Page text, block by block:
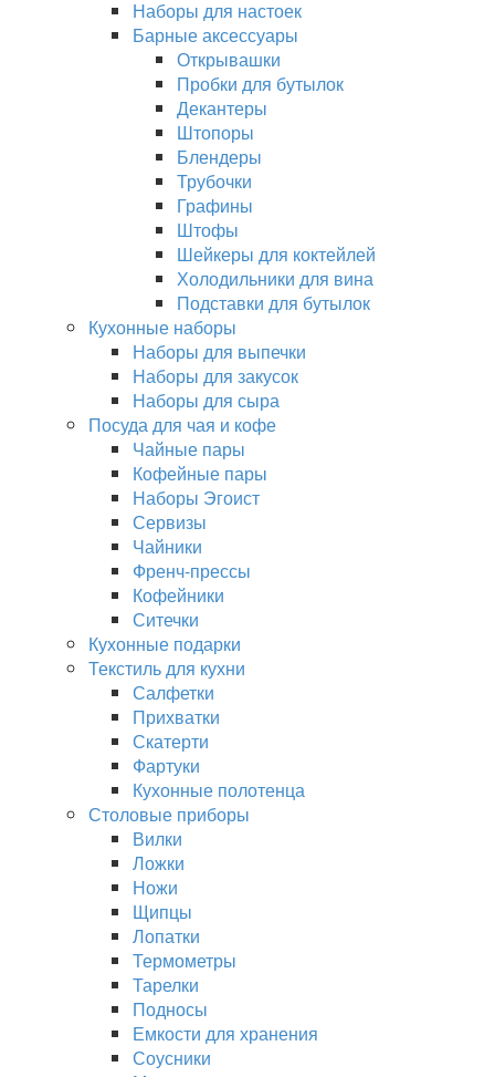
Наборы для настоек
Барные аксессуары
Открывашки
Пробки для бутылок
Декантеры
Штопоры
Блендеры
Трубочки
Графины
Штофы
Шейкеры для коктейлей
Холодильники для вина
Подставки для бутылок
Кухонные наборы
Наборы для выпечки
Наборы для закусок
Наборы для сыра
Посуда для чая и кофе
Чайные пары
Кофейные пары
Наборы Эгоист
Сервизы
Чайники
Френч-прессы
Кофейники
Ситечки
Кухонные подарки
Текстиль для кухни
Салфетки
Прихватки
Скатерти
Фартуки
Кухонные полотенца
Столовые приборы
Вилки
Ложки
Ножи
Щипцы
Лопатки
Термометры
Тарелки
Подносы
Емкости для хранения
Соусники